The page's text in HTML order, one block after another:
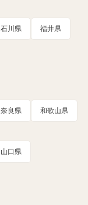
石川県 福井県
奈良県 和歌山県
山口県